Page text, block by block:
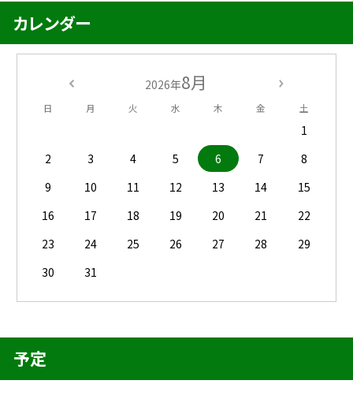
カレンダー
2026年8月
日 月 火 水 木 金 土
1
2
3 4 5 6 7
8
9
10 11 12 13 14
15
16
17 18 19 20 21
22
23
24 25 26 27 28
29
30
31
予定